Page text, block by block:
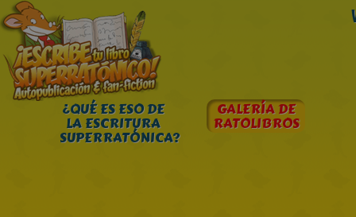
¿QUÉ ES ESO DE
LA ESCRITURA
SUPERRATÓNICA?
GALERÍA DE
RATOLIBROS